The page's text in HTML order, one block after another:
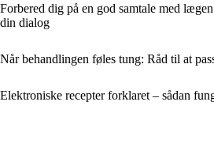
Forbered dig på en god samtale med
din dialog
Når behandlingen føles tung: Råd til at
Elektroniske recepter forklaret – sådan